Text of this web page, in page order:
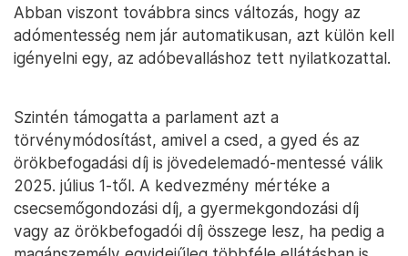
Abban viszont továbbra sincs változás, hogy az
adómentesség nem jár automatikusan, azt külön kell
igényelni egy, az adóbevalláshoz tett nyilatkozattal.
Szintén támogatta a parlament azt a
törvénymódosítást, amivel a csed, a gyed és az
örökbefogadási díj is jövedelemadó-mentessé válik
2025. július 1-től. A kedvezmény mértéke a
csecsemőgondozási díj, a gyermekgondozási díj
vagy az örökbefogadói díj összege lesz, ha pedig a